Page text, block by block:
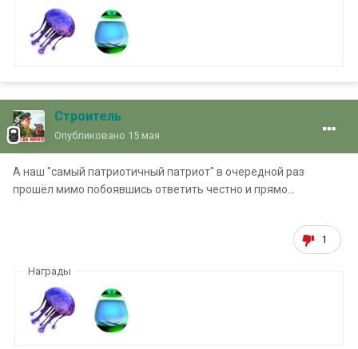
Строитель
Опубликовано 15 мая
А наш "самый патриотичный патриот" в очередной раз
прошёл мимо побоявшись ответить честно и прямо...
1
Награды